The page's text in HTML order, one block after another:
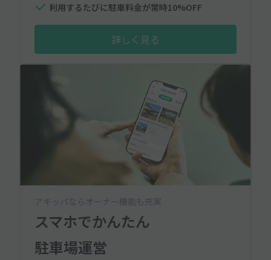
利用するたびに駐車料金が常時10%OFF
詳しく見る
アキッパならオーナー機能も充実
スマホでかんたん
駐車場運営